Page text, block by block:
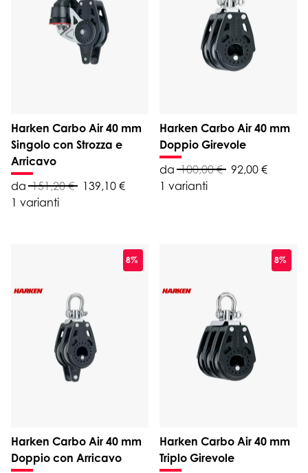
Harken Carbo Air 40 mm
Singolo con Strozza e
Arricavo
da 151,20 €
139,10 €
1 varianti
Harken Carbo Air 40 mm
Doppio Girevole
da 100,00 € 92,00 €
1 varianti
8%
Harken Carbo Air 40 mm
Doppio con Arricavo
8%
Harken Carbo Air 40 mm
Triplo Girevole